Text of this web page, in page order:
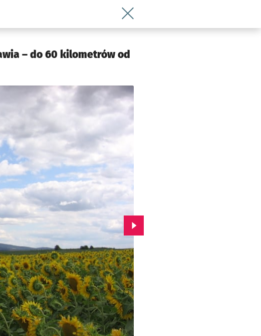
Wróć do artykułu TOP 10. Oto
– do 60 kilometrów od
Przejdź do kolejnego zdjęcia.